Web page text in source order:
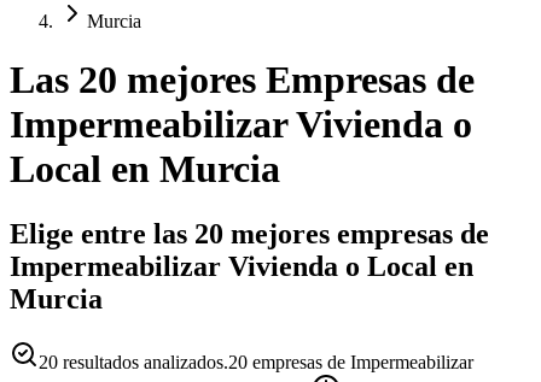
Murcia
Las 20 mejores Empresas de
Impermeabilizar Vivienda o
Local en Murcia
Elige entre las 20 mejores empresas de
Impermeabilizar Vivienda o Local en
Murcia
20 resultados analizados.20 empresas de Impermeabilizar